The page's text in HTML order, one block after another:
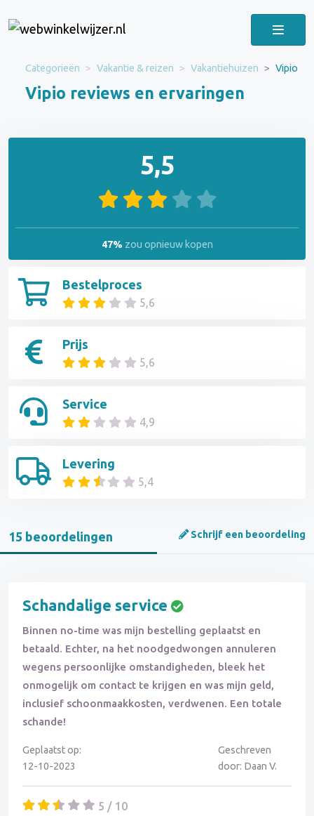
Categorieën Vakantie & reizen Vakantiehuizen Vipio
Vipio reviews en ervaringen
Bestelproces
5,6
Prijs
5,6
Service
4,9
Levering
5,4
5,5
47% zou opnieuw kopen
15 beoordelingen Schrijf een beoordeling
Schandalige service
Binnen no-time was mijn bestelling geplaatst en
betaald. Echter, na het noodgedwongen annuleren
wegens persoonlijke omstandigheden, bleek het
onmogelijk om contact te krijgen en was mijn geld,
inclusief schoonmaakkosten, verdwenen. Een totale
schande!
Geplaatst op:
12-10-2023
Geschreven
door: Daan V.
5 / 10